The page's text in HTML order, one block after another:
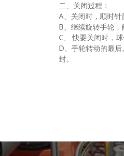
二、关闭过程：
A、关闭时，顺时针
B、继续旋转手轮
C、 快要关闭时，
D、手轮转动的最
封。